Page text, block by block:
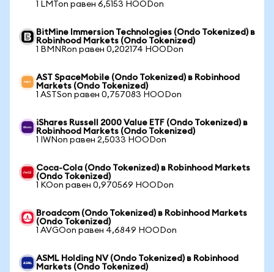
1 LMTon равен 6,5153 HOODon
BitMine Immersion Technologies (Ondo Tokenized) в
Robinhood Markets (Ondo Tokenized)
1 BMNRon равен 0,202174 HOODon
AST SpaceMobile (Ondo Tokenized) в Robinhood
Markets (Ondo Tokenized)
1 ASTSon равен 0,757083 HOODon
iShares Russell 2000 Value ETF (Ondo Tokenized) в
Robinhood Markets (Ondo Tokenized)
1 IWNon равен 2,5033 HOODon
Coca-Cola (Ondo Tokenized) в Robinhood Markets
(Ondo Tokenized)
1 KOon равен 0,970569 HOODon
Broadcom (Ondo Tokenized) в Robinhood Markets
(Ondo Tokenized)
1 AVGOon равен 4,6849 HOODon
ASML Holding NV (Ondo Tokenized) в Robinhood
Markets (Ondo Tokenized)